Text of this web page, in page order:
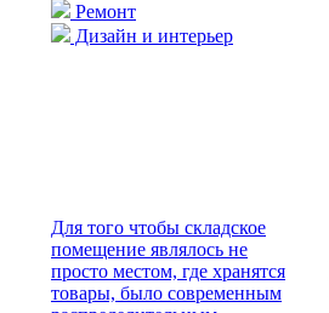
Ремонт
Дизайн и интерьер
Для того чтобы складское
помещение являлось не
просто местом, где хранятся
товары, было современным